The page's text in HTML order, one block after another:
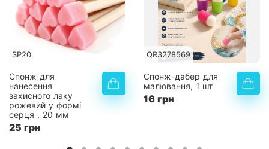
SP20
Спонж для
нанесення
захисного лаку
рожевий у формі
серця , 20 мм
25 грн
QR3278569
Спонж-дабер для
малювання, 1 шт
16 грн